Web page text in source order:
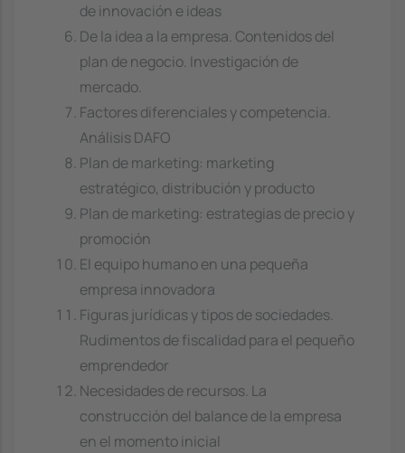
de innovación e ideas
De la idea a la empresa. Contenidos del
plan de negocio. Investigación de
mercado.
Factores diferenciales y competencia.
Análisis DAFO
Plan de marketing: marketing
estratégico, distribución y producto
Plan de marketing: estrategias de precio y
promoción
El equipo humano en una pequeña
empresa innovadora
Figuras jurídicas y tipos de sociedades.
Rudimentos de fiscalidad para el pequeño
emprendedor
Necesidades de recursos. La
construcción del balance de la empresa
en el momento inicial